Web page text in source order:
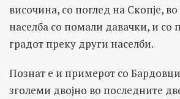
височина, со поглед на Скопје,
населба со помали давачки, и со
градот преку други населби.
Познат е и примерот со
зголеми двојно во последните